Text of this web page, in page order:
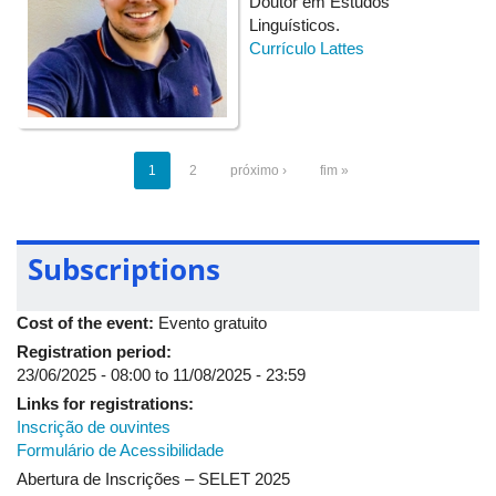
20:30/20:45 - Coffee break
Manhã (8h30 - 11h30)
Desinformação e Educação Linguística
Resumo: Esta oficina - destinada a estudantes de cursos de
Letras e professores de línguas da rede de educação básica -
se voltará para discussões e práticas sobre possibilidades de
Linguísticos.
Currículo Lattes
1 2 próximo › fim »
Subscriptions
Cost of the event: Evento gratuito
Registration period:
23/06/2025 - 08:00 to 11/08/2025 - 23:59
Links for registrations:
Inscrição de ouvintes
Formulário de Acessibilidade
Abertura de Inscrições – SELET 2025